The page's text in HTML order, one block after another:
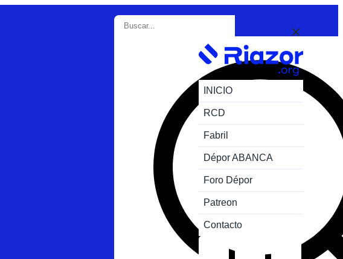
INICIO
RCD
Fabril
Dépor ABANCA
Foro Dépor
Patreon
Contacto